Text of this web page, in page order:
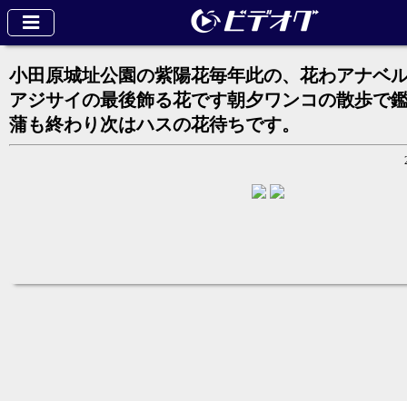
小田原城址公園の紫陽花毎年此の、花わアナベ
アジサイの最後飾る花です朝夕ワンコの散歩で
蒲も終わり次はハスの花待ちです。